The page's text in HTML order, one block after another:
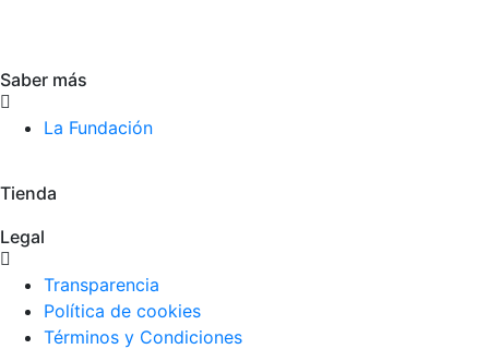
Saber más
La Fundación
Tienda
Legal
Transparencia
Política de cookies
Términos y Condiciones